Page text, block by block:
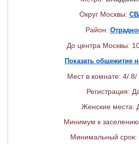
Округ Москвы:
Район:
До центра Москвы:
Показать общежитие
Мест в комнате: 4/ 8/
Регистрация:
Женские места:
Минимум к
Минимальный срок: